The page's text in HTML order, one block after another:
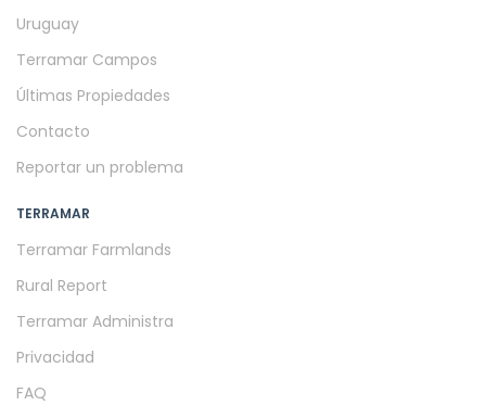
Uruguay
Terramar Campos
Últimas Propiedades
Contacto
Reportar un problema
TERRAMAR
Terramar Farmlands
Rural Report
Terramar Administra
Privacidad
FAQ